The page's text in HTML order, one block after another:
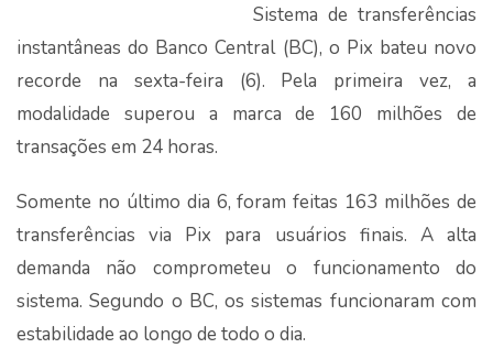
Sistema de transferências
instantâneas do Banco Central (BC), o Pix bateu novo
recorde na sexta-feira (6). Pela primeira vez, a
modalidade superou a marca de 160 milhões de
transações em 24 horas.
Somente no último dia 6, foram feitas 163 milhões de
transferências via Pix para usuários finais. A alta
demanda não comprometeu o funcionamento do
sistema. Segundo o BC, os sistemas funcionaram com
estabilidade ao longo de todo o dia.